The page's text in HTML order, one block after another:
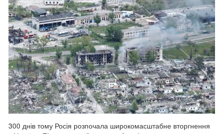
300 днів тому Росія розпочала широкомасштабне вторгнення